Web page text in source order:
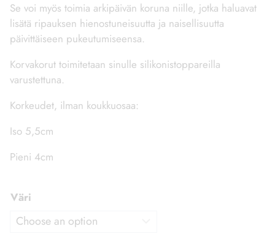
Se voi myös toimia arkipäivän koruna niille, jotka haluavat
lisätä ripauksen hienostuneisuutta ja naisellisuutta
päivittäiseen pukeutumiseensa.
Korvakorut toimitetaan sinulle silikonistoppareilla
varustettuna.
Korkeudet, ilman koukkuosaa:
Iso 5,5cm
Pieni 4cm
Väri